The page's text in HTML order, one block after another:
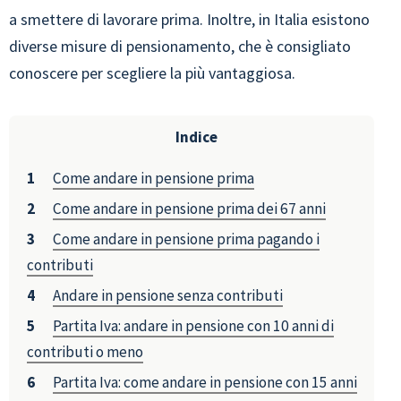
a smettere di lavorare prima. Inoltre, in Italia esistono
diverse misure di pensionamento, che è consigliato
conoscere per scegliere la più vantaggiosa.
Indice
Come andare in pensione prima
Come andare in pensione prima dei 67 anni
Come andare in pensione prima pagando i
contributi
Andare in pensione senza contributi
Partita Iva: andare in pensione con 10 anni di
contributi o meno
Partita Iva: come andare in pensione con 15 anni